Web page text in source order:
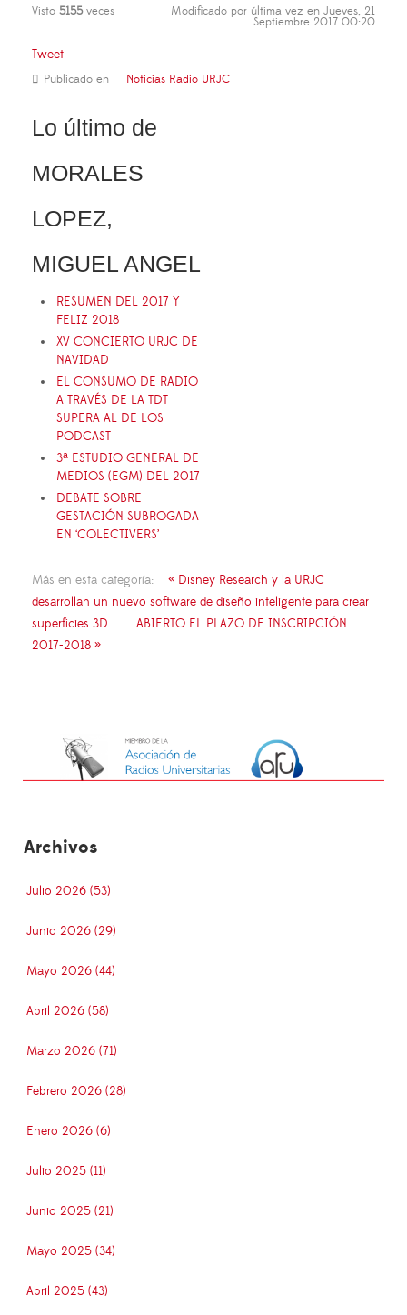
Visto 5155veces Modificado por última vez en Jueves, 21
Septiembre 2017 00:20
Tweet
Publicado en Noticias Radio URJC
Lo último de
MORALES
LOPEZ,
MIGUEL ANGEL
RESUMEN DEL 2017 Y
FELIZ 2018
XV CONCIERTO URJC DE
NAVIDAD
EL CONSUMO DE RADIO
A TRAVÉS DE LA TDT
SUPERA AL DE LOS
PODCAST
3ª ESTUDIO GENERAL DE
MEDIOS (EGM) DEL 2017
DEBATE SOBRE
GESTACIÓN SUBROGADA
EN ‘COLECTIVERS’
Más en esta categoría:
« Disney Research y la URJC
desarrollan un nuevo software de diseño inteligente para crear
superficies 3D.
ABIERTO EL PLAZO DE INSCRIPCIÓN
2017-2018 »
Archivos
Julio 2026 (53)
Junio 2026 (29)
Mayo 2026 (44)
Abril 2026 (58)
Marzo 2026 (71)
Febrero 2026 (28)
Enero 2026 (6)
Julio 2025 (11)
Junio 2025 (21)
Mayo 2025 (34)
Abril 2025 (43)